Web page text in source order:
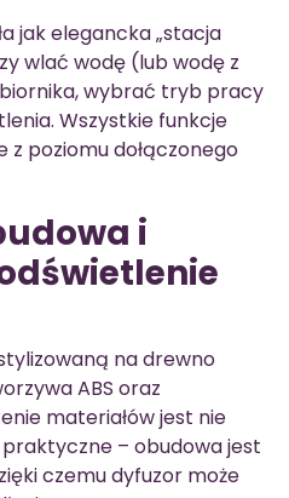
jak elegancka „stacja
wlać wodę (lub wodę z
wybrać tryb pracy
Wszystkie funkcje
z poziomu dołączonego
i
na drewno
ABS oraz
materiałów jest nie
– obudowa jest
czemu dyfuzor może